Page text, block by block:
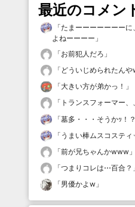
最近のコメン
「たまーーーーーーー
よねーーーー 」
「お前犯人だろ 」
「 どういじめられたん
「大きい方が弟かっ！ 」
「 トランスフォーマー、
「墓多・・・そうかｯ！？
「 うまい棒ムスコスティ
「前が兄ちゃんかwww 」
「つまりコレは⋯百合？
「男優かよw 」